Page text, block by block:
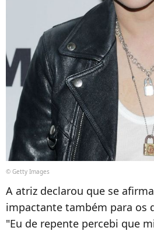
© Getty Images
A atriz declarou que se
impactante também para os
"Eu de repente percebi que